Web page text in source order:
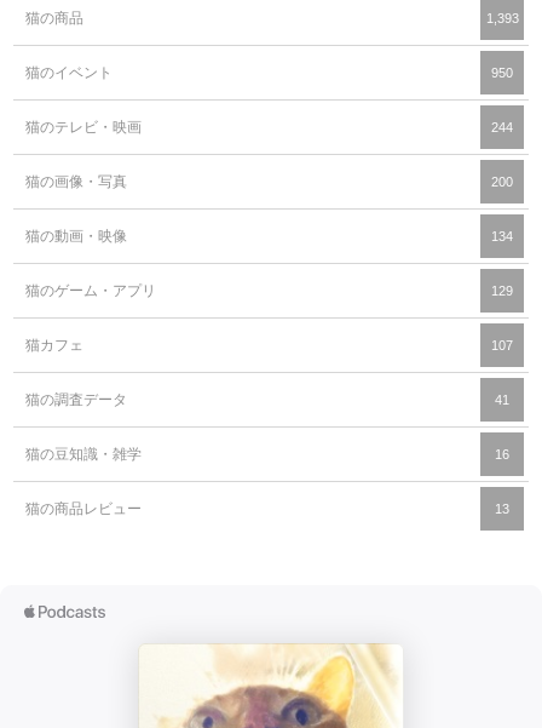
猫の商品 1,393
猫のイベント 950
猫のテレビ・映画 244
猫の画像・写真 200
猫の動画・映像 134
猫のゲーム・アプリ 129
猫カフェ 107
猫の調査データ 41
猫の豆知識・雑学 16
猫の商品レビュー 13